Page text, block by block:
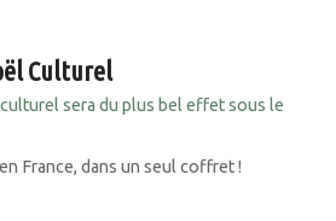
Culturel
sera du plus bel effet sous le
France, dans un seul coffret !